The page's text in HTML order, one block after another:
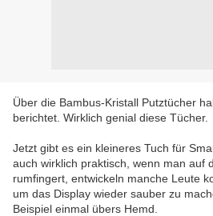
Über die Bambus-Kristall Putztücher
berichtet. Wirklich genial diese Tücher.
Jetzt gibt es ein kleineres Tuch für
auch wirklich praktisch, wenn man auf
rumfingert, entwickeln manche Leute
um das Display wieder sauber zu
Beispiel einmal übers Hemd.